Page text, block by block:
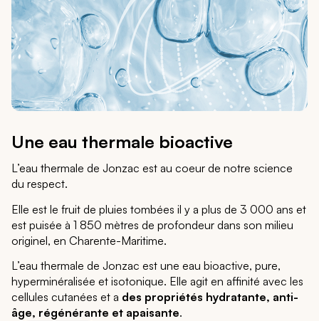
Une eau thermale bioactive
L’eau thermale de Jonzac est au coeur de notre science
du respect.
Elle est le fruit de pluies tombées il y a plus de 3 000 ans et
est puisée à 1 850 mètres de profondeur dans son milieu
originel, en Charente-Maritime.
L’eau thermale de Jonzac est une eau bioactive, pure,
hyperminéralisée et isotonique. Elle agit en affinité avec les
cellules cutanées et a des propriétés hydratante, anti-
âge, régénérante et apaisante.